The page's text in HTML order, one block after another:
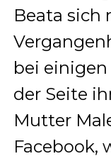
Beata sich
bei
der Seite
Mutter
Facebook,